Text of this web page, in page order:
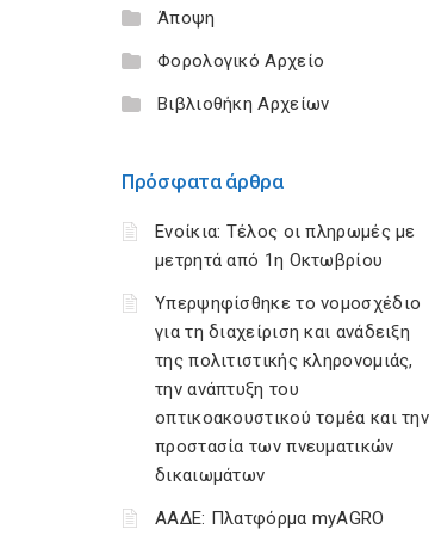
Άποψη
Φορολογικό Αρχείο
Βιβλιοθήκη Αρχείων
Πρόσφατα άρθρα
Ενοίκια: Τέλος οι πληρωμές με
μετρητά από 1η Οκτωβρίου
Υπερψηφίσθηκε το νομοσχέδιο
για τη διαχείριση και ανάδειξη
της πολιτιστικής κληρονομιάς,
την ανάπτυξη του
οπτικοακουστικού τομέα και την
προστασία των πνευματικών
δικαιωμάτων
ΑΑΔΕ: Πλατφόρμα myAGRO